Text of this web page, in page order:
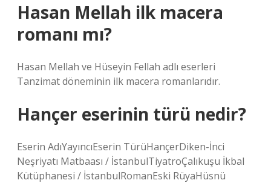
Hasan Mellah ilk macera
romanı mı?
Hasan Mellah ve Hüseyin Fellah adlı eserleri
Tanzimat döneminin ilk macera romanlarıdır.
Hançer eserinin türü nedir?
Eserin AdıYayıncıEserin TürüHançerDiken-İnci
Neşriyatı Matbaası / İstanbulTiyatroÇalıkuşu İkbal
Kütüphanesi / İstanbulRomanEski RüyaHüsnü